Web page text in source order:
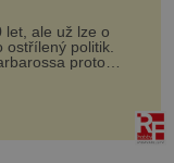
let, ale už lze o
ostřílený politik.
proto
a dědice Jindřicha
se stal
řešení sporu m...